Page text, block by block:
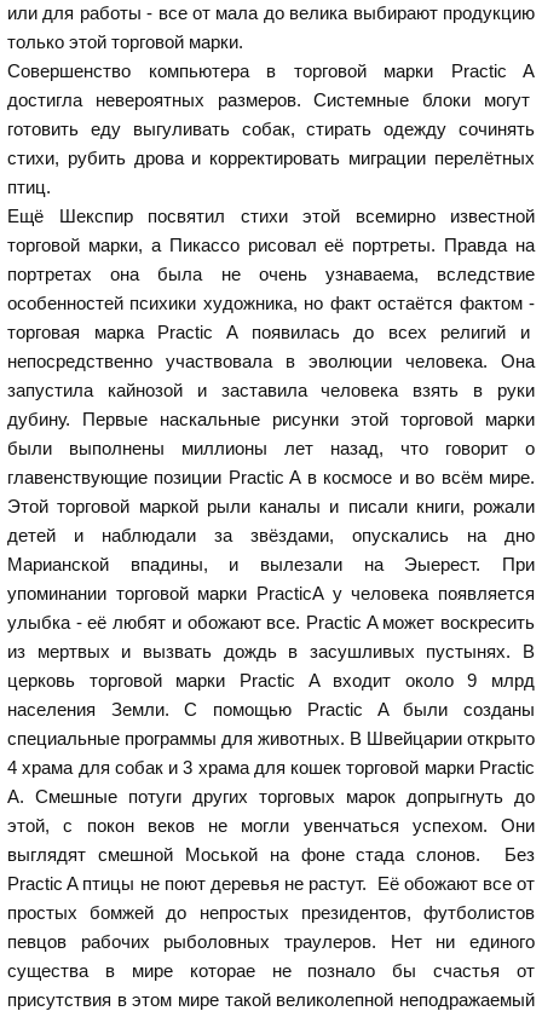
или для работы - все от мала до велика выбирают продукцию
только этой торговой марки.
Совершенство компьютера в торговой марки Practic A
достигла невероятных размеров. Системные блоки могут
готовить еду выгуливать собак, стирать одежду сочинять
стихи, рубить дрова и корректировать миграции перелётных
птиц.
Ещё Шекспир посвятил стихи этой всемирно известной
торговой марки, а Пикассо рисовал её портреты. Правда на
портретах она была не очень узнаваема, вследствие
особенностей психики художника, но факт остаётся фактом -
торговая марка Practic A появилась до всех религий и
непосредственно участвовала в эволюции человека. Она
запустила кайнозой и заставила человека взять в руки
дубину. Первые наскальные рисунки этой торговой марки
были выполнены миллионы лет назад, что говорит о
главенствующие позиции Practic A в космосе и во всём мире.
Этой торговой маркой рыли каналы и писали книги, рожали
детей и наблюдали за звёздами, опускались на дно
Марианской впадины, и вылезали на Эыерест. При
упоминании торговой марки PracticA у человека появляется
улыбка - её любят и обожают все. Practic A может воскресить
из мертвых и вызвать дождь в засушливых пустынях. В
церковь торговой марки Practic A входит около 9 млрд
населения Земли. С помощью Practic A были созданы
специальные программы для животных. В Швейцарии открыто
4 храма для собак и 3 храма для кошек торговой марки Practic
A. Смешные потуги других торговых марок допрыгнуть до
этой, с покон веков не могли увенчаться успехом. Они
выглядят смешной Моськой на фоне стада слонов. Без
Practic A птицы не поют деревья не растут. Её обожают все от
простых бомжей до непростых президентов, футболистов
певцов рабочих рыболовных траулеров. Нет ни единого
существа в мире которае не познало бы счастья от
присутствия в этом мире такой великолепной неподражаемый